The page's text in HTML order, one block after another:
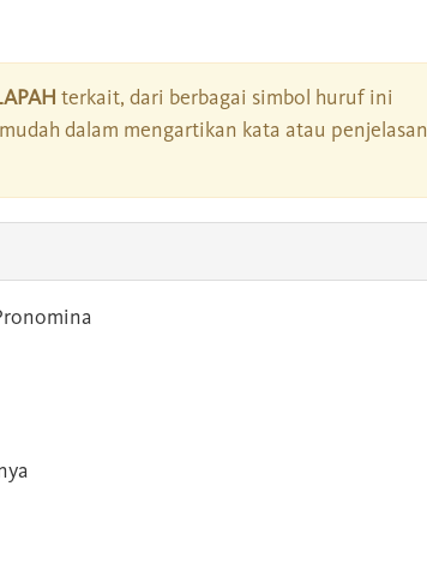
terkait, dari berbagai simbol huruf ini
dalam mengartikan kata atau penjelasan